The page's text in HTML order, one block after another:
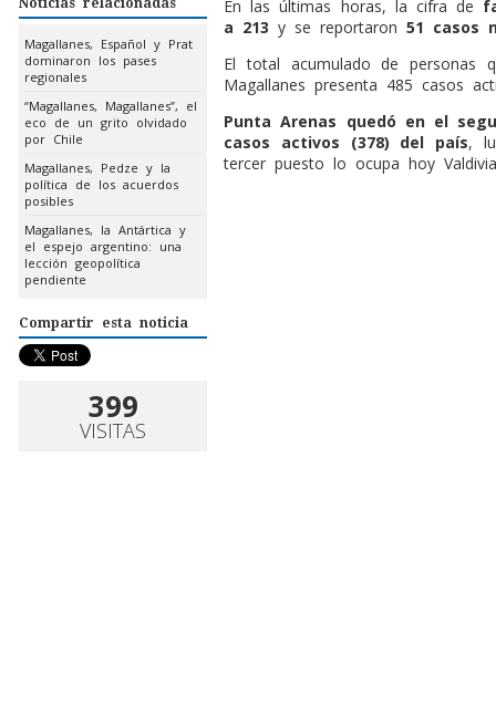
Noticias relacionadas
Magallanes, Español y Prat
dominaron los pases
regionales
“Magallanes, Magallanes”, el
eco de un grito olvidado
por Chile
Magallanes, Pedze y la
política de los acuerdos
posibles
Magallanes, la Antártica y
el espejo argentino: una
lección geopolítica
pendiente
Compartir esta noticia
399
VISITAS
En las últimas horas, la cifra de
a 213 y se reportaron 51 casos
El total acumulado de personas
Magallanes presenta 485 casos
Punta Arenas quedó en el
casos activos (378) del país,
tercer puesto lo ocupa hoy